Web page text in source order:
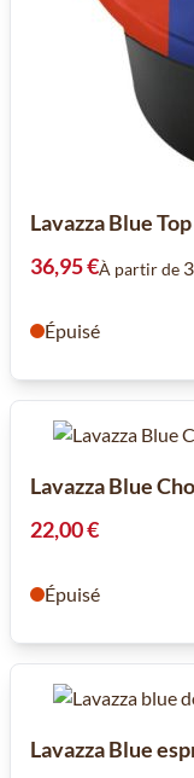
Lavazza Blue
36,95 €À partir de
Épuisé
Lavazza Blue
22,00 €
Épuisé
Lavazza Blue